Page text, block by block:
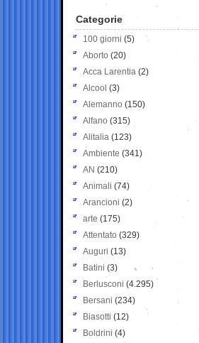
Categorie
100 giorni (5)
Aborto (20)
Acca Larentia (2)
Alcool (3)
Alemanno (150)
Alfano (315)
Alitalia (123)
Ambiente (341)
AN (210)
Animali (74)
Arancioni (2)
arte (175)
Attentato (329)
Auguri (13)
Batini (3)
Berlusconi (4.295)
Bersani (234)
Biasotti (12)
Boldrini (4)